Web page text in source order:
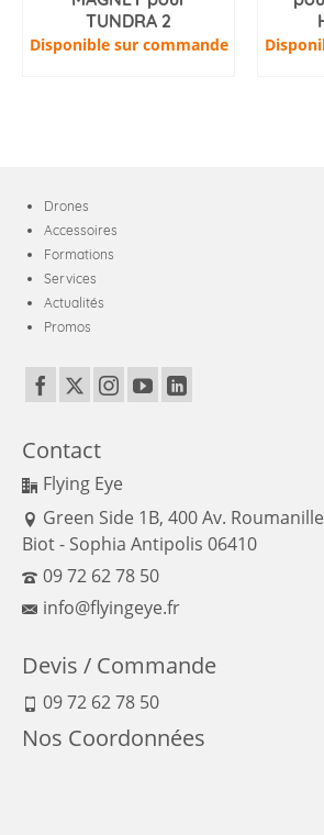
TUNDRA 2
Disponible sur commande
Drones
Accessoires
Formations
Services
Actualités
Promos
Contact
Flying Eye
Green Side 1B, 400 Av. Roumanille
Biot - Sophia Antipolis 06410
09 72 62 78 50
info@flyingeye.fr
Devis / Commande
09 72 62 78 50
Nos Coordonnées